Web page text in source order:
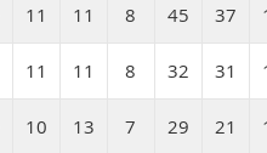
11 11 8 45 37
11 11 8 32 31
10 13 7 29 21